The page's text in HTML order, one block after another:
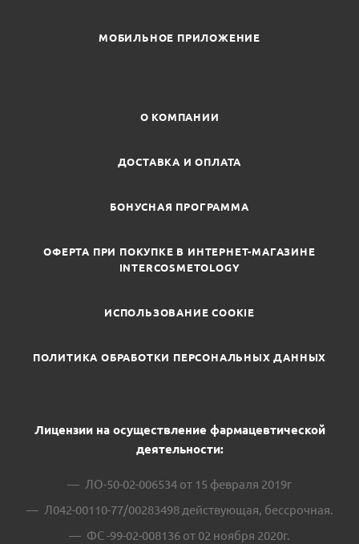
МОБИЛЬНОЕ ПРИЛОЖЕНИЕ
О КОМПАНИИ
ДОСТАВКА И ОПЛАТА
БОНУСНАЯ ПРОГРАММА
ОФЕРТА ПРИ ПОКУПКЕ В ИНТЕРНЕТ-МАГАЗИНЕ
INTERCOSMETOLOGY
ИСПОЛЬЗОВАНИЕ COOKIE
ПОЛИТИКА ОБРАБОТКИ ПЕРСОНАЛЬНЫХ ДАННЫХ
Лицензии на осуществление фармацевтической
деятельности:
ЛО-50-02-006534 от 15 февраля 2019г
Л042-00110-77/00283498 действующая, бессрочная.
ФС -99-02-008136 от 02 ноября 2020г.